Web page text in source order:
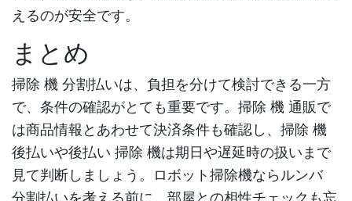
えるのが安全です。
まとめ
掃除 機 分割払いは、負担を分けて検討できる一方
で、条件の確認がとても重要です。 掃除 機 通販で
は商品情報とあわせて決済条件も確認し、 掃除 機
後払いや後払い 掃除 機は期日や遅延時の扱いまで
見て判断しましょう。ロボット掃除機なら ルンバ
分割払いを考える前に、部屋との相性チェックも忘